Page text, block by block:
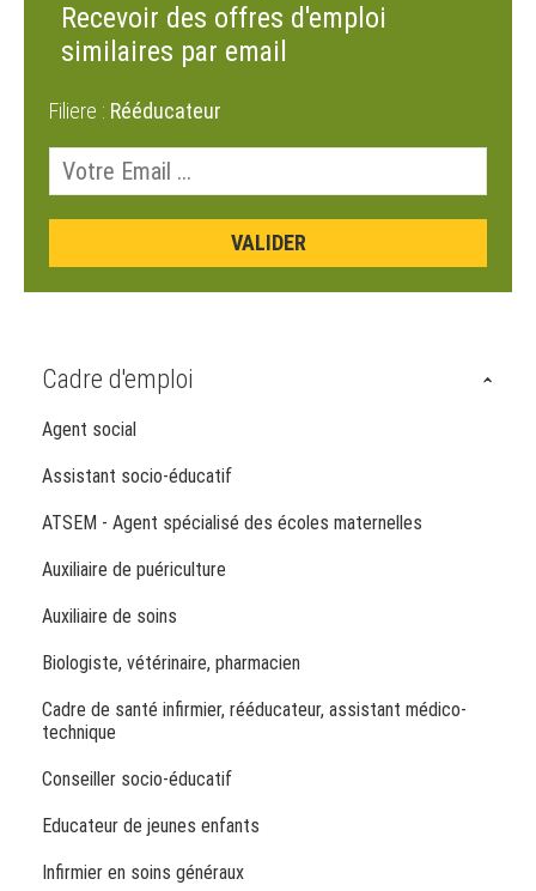
Recevoir des offres d'emploi
similaires par email
Filiere : Rééducateur
Cadre d'emploi
Agent social
Assistant socio-éducatif
ATSEM - Agent spécialisé des écoles maternelles
Auxiliaire de puériculture
Auxiliaire de soins
Biologiste, vétérinaire, pharmacien
Cadre de santé infirmier, rééducateur, assistant médico-
technique
Conseiller socio-éducatif
Educateur de jeunes enfants
Infirmier en soins généraux